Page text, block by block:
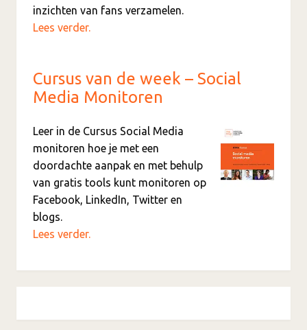
inzichten van fans verzamelen.
Lees verder.
Cursus van de week – Social
Media Monitoren
Leer in de Cursus Social Media
monitoren hoe je met een
doordachte aanpak en met behulp
van gratis tools kunt monitoren op
Facebook, LinkedIn, Twitter en
blogs.
Lees verder.